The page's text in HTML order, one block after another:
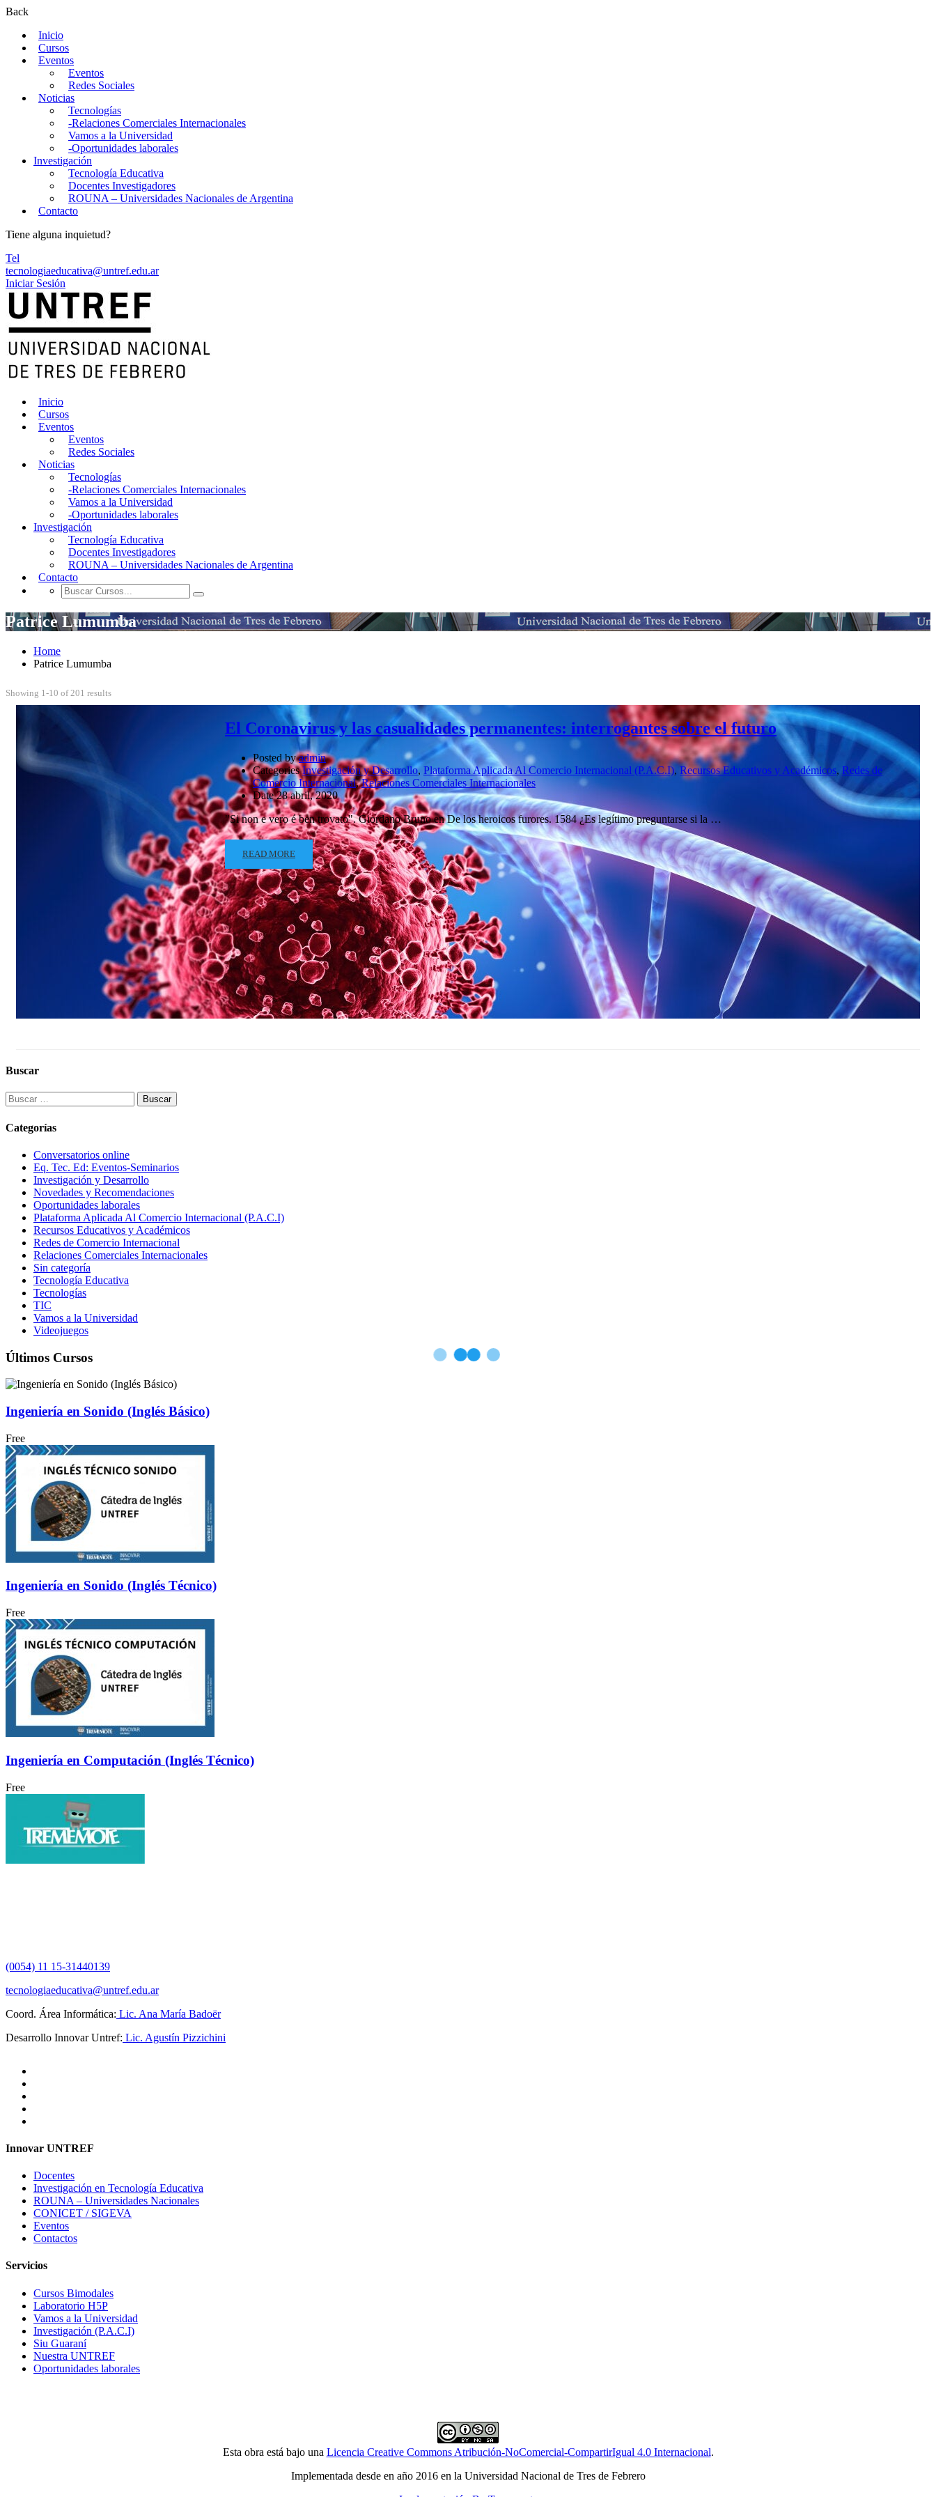
Back
Inicio
Cursos
Eventos
Eventos
Redes Sociales
Noticias
Tecnologías
-Relaciones Comerciales Internacionales
Vamos a la Universidad
-Oportunidades laborales
Investigación
Tecnología Educativa
Docentes Investigadores
ROUNA – Universidades Nacionales de Argentina
Contacto
Tiene alguna inquietud?
Tel
tecnologiaeducativa@untref.edu.ar
Iniciar Sesión
Inicio
Cursos
Eventos
Eventos
Redes Sociales
Noticias
Tecnologías
-Relaciones Comerciales Internacionales
Vamos a la Universidad
-Oportunidades laborales
Investigación
Tecnología Educativa
Docentes Investigadores
ROUNA – Universidades Nacionales de Argentina
Contacto
Patrice Lumumba
Home
Patrice Lumumba
Showing 1-10 of 201 results
El Coronavirus y las casualidades permanentes: interrogantes sobre el futuro
Posted by admin
Categories Investigación y Desarrollo, Plataforma Aplicada Al Comercio Internacional (P.A.C.I), Recursos Educativos y Académicos, Redes de
Comercio Internacional,Relaciones Comerciales Internacionales
Date 28 abril, 2020
"Si non e vero é ben trovato". Giordano Bruno en De los heroicos furores. 1584 ¿Es legítimo preguntarse si la …
READ MORE
Buscar
Buscar:
Categorías
Conversatorios online
Eq. Tec. Ed: Eventos-Seminarios
Investigación y Desarrollo
Novedades y Recomendaciones
Oportunidades laborales
Plataforma Aplicada Al Comercio Internacional (P.A.C.I)
Recursos Educativos y Académicos
Redes de Comercio Internacional
Relaciones Comerciales Internacionales
Sin categoría
Tecnología Educativa
Tecnologías
TIC
Vamos a la Universidad
Videojuegos
Últimos Cursos
Ingeniería en Sonido (Inglés Básico)
Free
Ingeniería en Sonido (Inglés Técnico)
Free
Ingeniería en Computación (Inglés Técnico)
Free
(0054) 11 15-31440139
tecnologiaeducativa@untref.edu.ar
Coord. Área Informática: Lic. Ana María Badoër
Desarrollo Innovar Untref: Lic. Agustín Pizzichini
Innovar UNTREF
Docentes
Investigación en Tecnología Educativa
ROUNA – Universidades Nacionales
CONICET / SIGEVA
Eventos
Contactos
Servicios
Cursos Bimodales
Laboratorio H5P
Vamos a la Universidad
Investigación (P.A.C.I)
Siu Guaraní
Nuestra UNTREF
Oportunidades laborales
Esta obra está bajo una Licencia Creative Commons Atribución-NoComercial-CompartirIgual 4.0 Internacional.
Implementada desde en año 2016 en la Universidad Nacional de Tres de Febrero